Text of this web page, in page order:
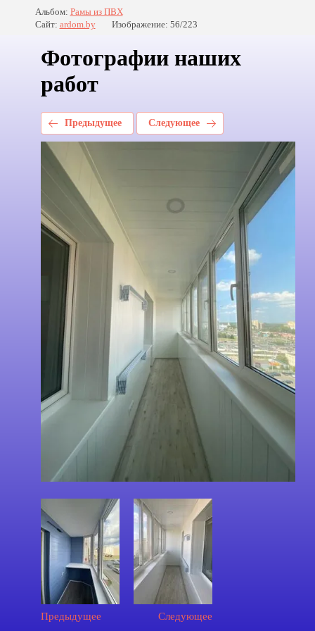
Альбом: Рамы из ПВХ
Сайт: ardom.by Изображение: 56/223
Фотографии наших
работ
Предыдущее Следующее
Предыдущее Следующее